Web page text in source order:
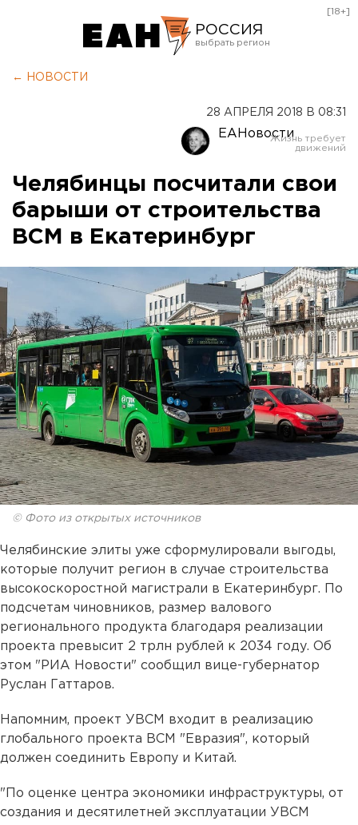
РОССИЯ
Оренбург
[18+]
← НОВОСТИ
28 АПРЕЛЯ 2018 В 08:31
ЕАНовости
Челябинцы посчитали свои
барыши от строительства
ВСМ в Екатеринбург
© Фото из открытых источников
Челябинские элиты уже сформулировали выгоды,
которые получит регион в случае строительства
высокоскоростной магистрали в Екатеринбург. По
подсчетам чиновников, размер валового
регионального продукта благодаря реализации
проекта превысит 2 трлн рублей к 2034 году. Об
этом "РИА Новости" сообщил вице-губернатор
Руслан Гаттаров.
Напомним, проект УВСМ входит в реализацию
глобального проекта ВСМ "Евразия", который
должен соединить Европу и Китай.
"По оценке центра экономики инфраструктуры, от
создания и десятилетней эксплуатации УВСМ